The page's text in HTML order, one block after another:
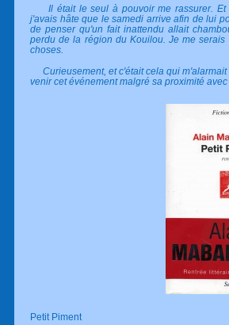
Il était le seul à pouvoir me rassurer. Et
j'avais hâte que le samedi arrive afin de lui
de penser qu'un fait inattendu allait
perdu de la région du Kouilou. Je me
choses.
Curieusement, et c'était cela qui
venir cet événement malgré sa proximité
Petit Piment